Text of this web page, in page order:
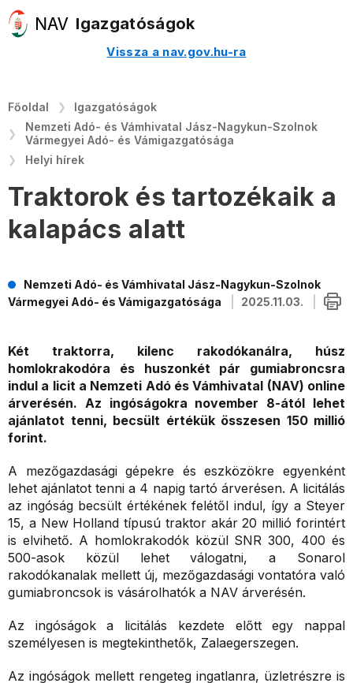
Igazgatóságok
Vissza a nav.gov.hu-ra
Főoldal
Igazgatóságok
Nemzeti Adó- és Vámhivatal Jász-Nagykun-Szolnok
Vármegyei Adó- és Vámigazgatósága
Helyi hírek
Traktorok és tartozékaik a
kalapács alatt
Nemzeti Adó- és Vámhivatal Jász-Nagykun-Szolnok
Vármegyei Adó- és Vámigazgatósága
2025.11.03.
Két traktorra, kilenc rakodókanálra, húsz
homlokrakodóra és huszonkét pár gumiabroncsra
indul a licit a Nemzeti Adó és Vámhivatal (NAV) online
árverésén. Az ingóságokra november 8-ától lehet
ajánlatot tenni, becsült értékük összesen 150 millió
forint.
A mezőgazdasági gépekre és eszközökre egyenként
lehet ajánlatot tenni a 4 napig tartó árverésen. A licitálás
az ingóság becsült értékének felétől indul, így a Steyer
15, a New Holland típusú traktor akár 20 millió forintért
is elvihető. A homlokrakodók közül SNR 300, 400 és
500-asok közül lehet válogatni, a Sonarol
rakodókanalak mellett új, mezőgazdasági vontatóra való
gumiabroncsok is vásárolhatók a NAV árverésén.
Az ingóságok a licitálás kezdete előtt egy nappal
személyesen is megtekinthetők, Zalaegerszegen.
Az ingóságok mellett rengeteg ingatlanra, üzletrészre is